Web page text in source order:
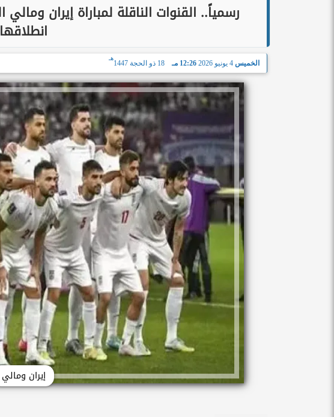
انطلاقها
الخميس 4 يونيو 2026 12:26 مـ 18 ذو الحجة 1447
هـ
إيران ومالي